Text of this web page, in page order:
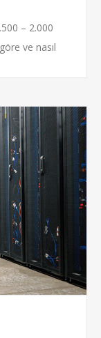
– 2.000
ve nasıl
çok kaliteli
olması
kalitesiz
haline